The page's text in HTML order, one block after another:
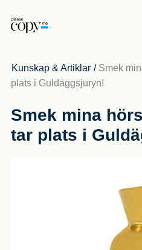
Kunskap & Artiklar / Smek
plats i Guldäggsjuryn!
Smek mina
tar plats i